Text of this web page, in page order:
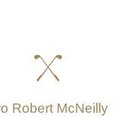
Robert McNeilly